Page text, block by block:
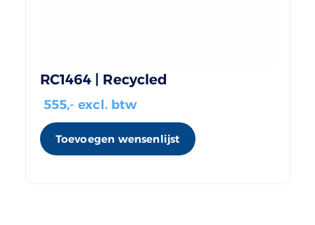
RC1464 | Recycled
555,- excl. btw
Toevoegen wensenlijst